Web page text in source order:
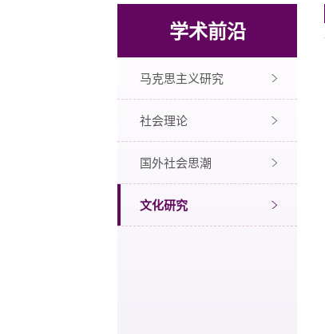
学术前沿
马克思主义研究
社会理论
国外社会思潮
文化研究